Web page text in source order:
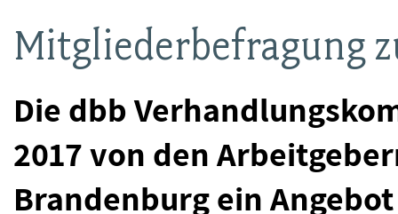
Mitgliederbefragung
Die dbb
2017 von den
Brandenburg ein